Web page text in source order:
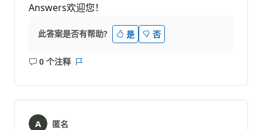
Answers欢迎您！
此答案是否有帮助? 是 否
0 个注释
无
匿名